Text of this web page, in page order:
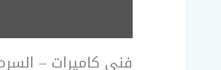
فني كاميرات – السره 51226224 – صيانة